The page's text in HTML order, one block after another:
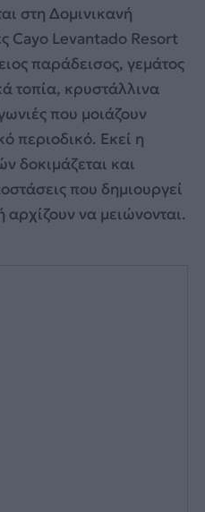
στη Δομινικανή
Cayo Levantado Resort
παράδεισος, γεμάτος
τοπία, κρυστάλλινα
που μοιάζουν
περιοδικό. Εκεί η
δοκιμάζεται και
που δημιουργεί
αρχίζουν να μειώνονται.